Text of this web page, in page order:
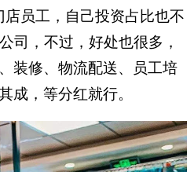
员工，自己投资占比也不
司，不过，好处也很多，
装修、物流配送、员工培
成，等分红就行。